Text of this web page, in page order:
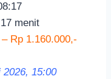
menit
Rp 1.160.000,-
2026, 15:00